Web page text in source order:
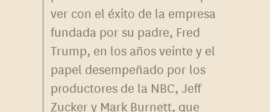
ver con el éxito de la empresa
fundada por su padre, Fred
Trump, en los años veinte y el
papel desempeñado por los
productores de la NBC, Jeff
Zucker y Mark Burnett, que